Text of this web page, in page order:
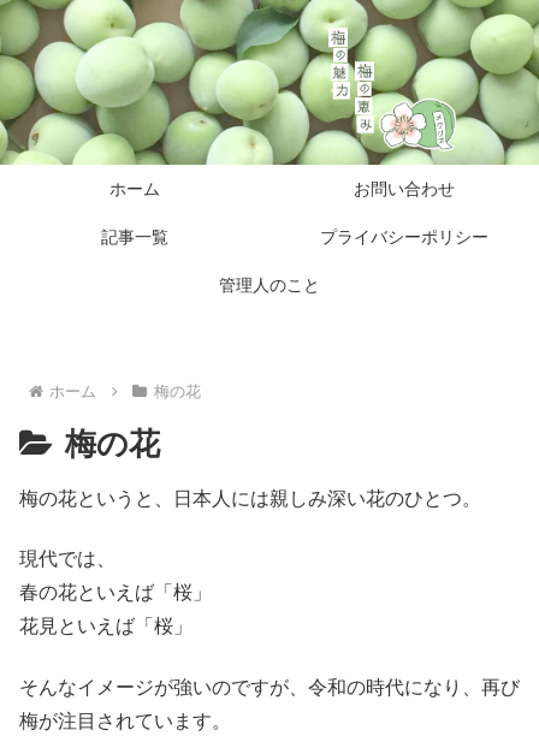
ホーム お問い合わせ
記事一覧 プライバシーポリシー
管理人のこと
ホーム 梅の花
梅の花
梅の花というと、日本人には親しみ深い花のひとつ。
現代では、
春の花といえば「桜」
花見といえば「桜」
そんなイメージが強いのですが、令和の時代になり、再び
梅が注目されています。